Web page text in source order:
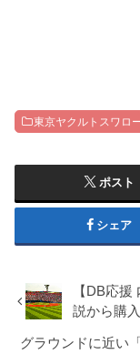
東京ヤクルトスワロ
ポスト
シェア
【DB応
説から購
グラウンドに近い